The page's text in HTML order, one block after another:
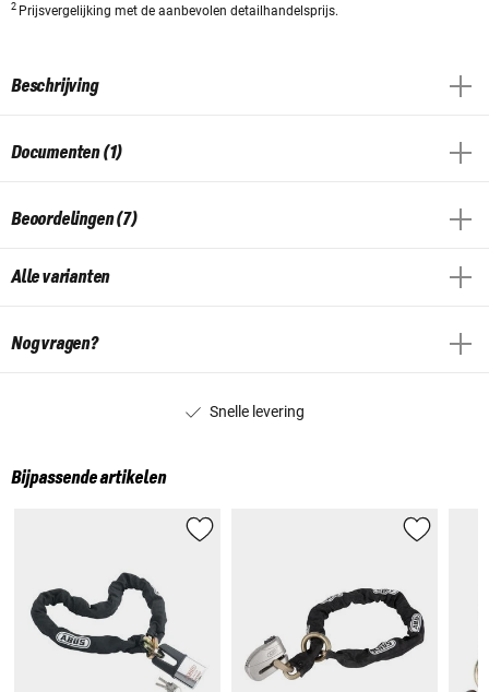
2 Prijsvergelijking met de aanbevolen detailhandelsprijs.
Beschrijving
Documenten (1)
Beoordelingen (7)
Alle varianten
Nog vragen?
Snelle levering
Bijpassende artikelen